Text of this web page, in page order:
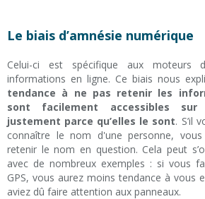
Le biais d’amnésie numérique
Celui-ci est spécifique aux moteurs
informations en ligne. Ce biais nous
tendance à ne pas retenir les
sont facilement accessibles
justement parce qu’elles le sont. S’il
connaître le nom d'une personne,
retenir le nom en question. Cela peut
avec de nombreux exemples : si vous
GPS, vous aurez moins tendance à vous
aviez dû faire attention aux panneaux.